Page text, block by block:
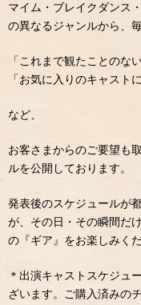
マイム・ブレイクダンス
の異なるジャンルから、
「これまで観たことのな
「お気に入りのキャスト
など、
お客さまからのご要望も
ルを公開しております。
発表後のスケジュールが
が、その日・その瞬間だ
の『ギア』をお楽しみくだ
＊出演キャストスケジュ
ざいます。ご購入済みの